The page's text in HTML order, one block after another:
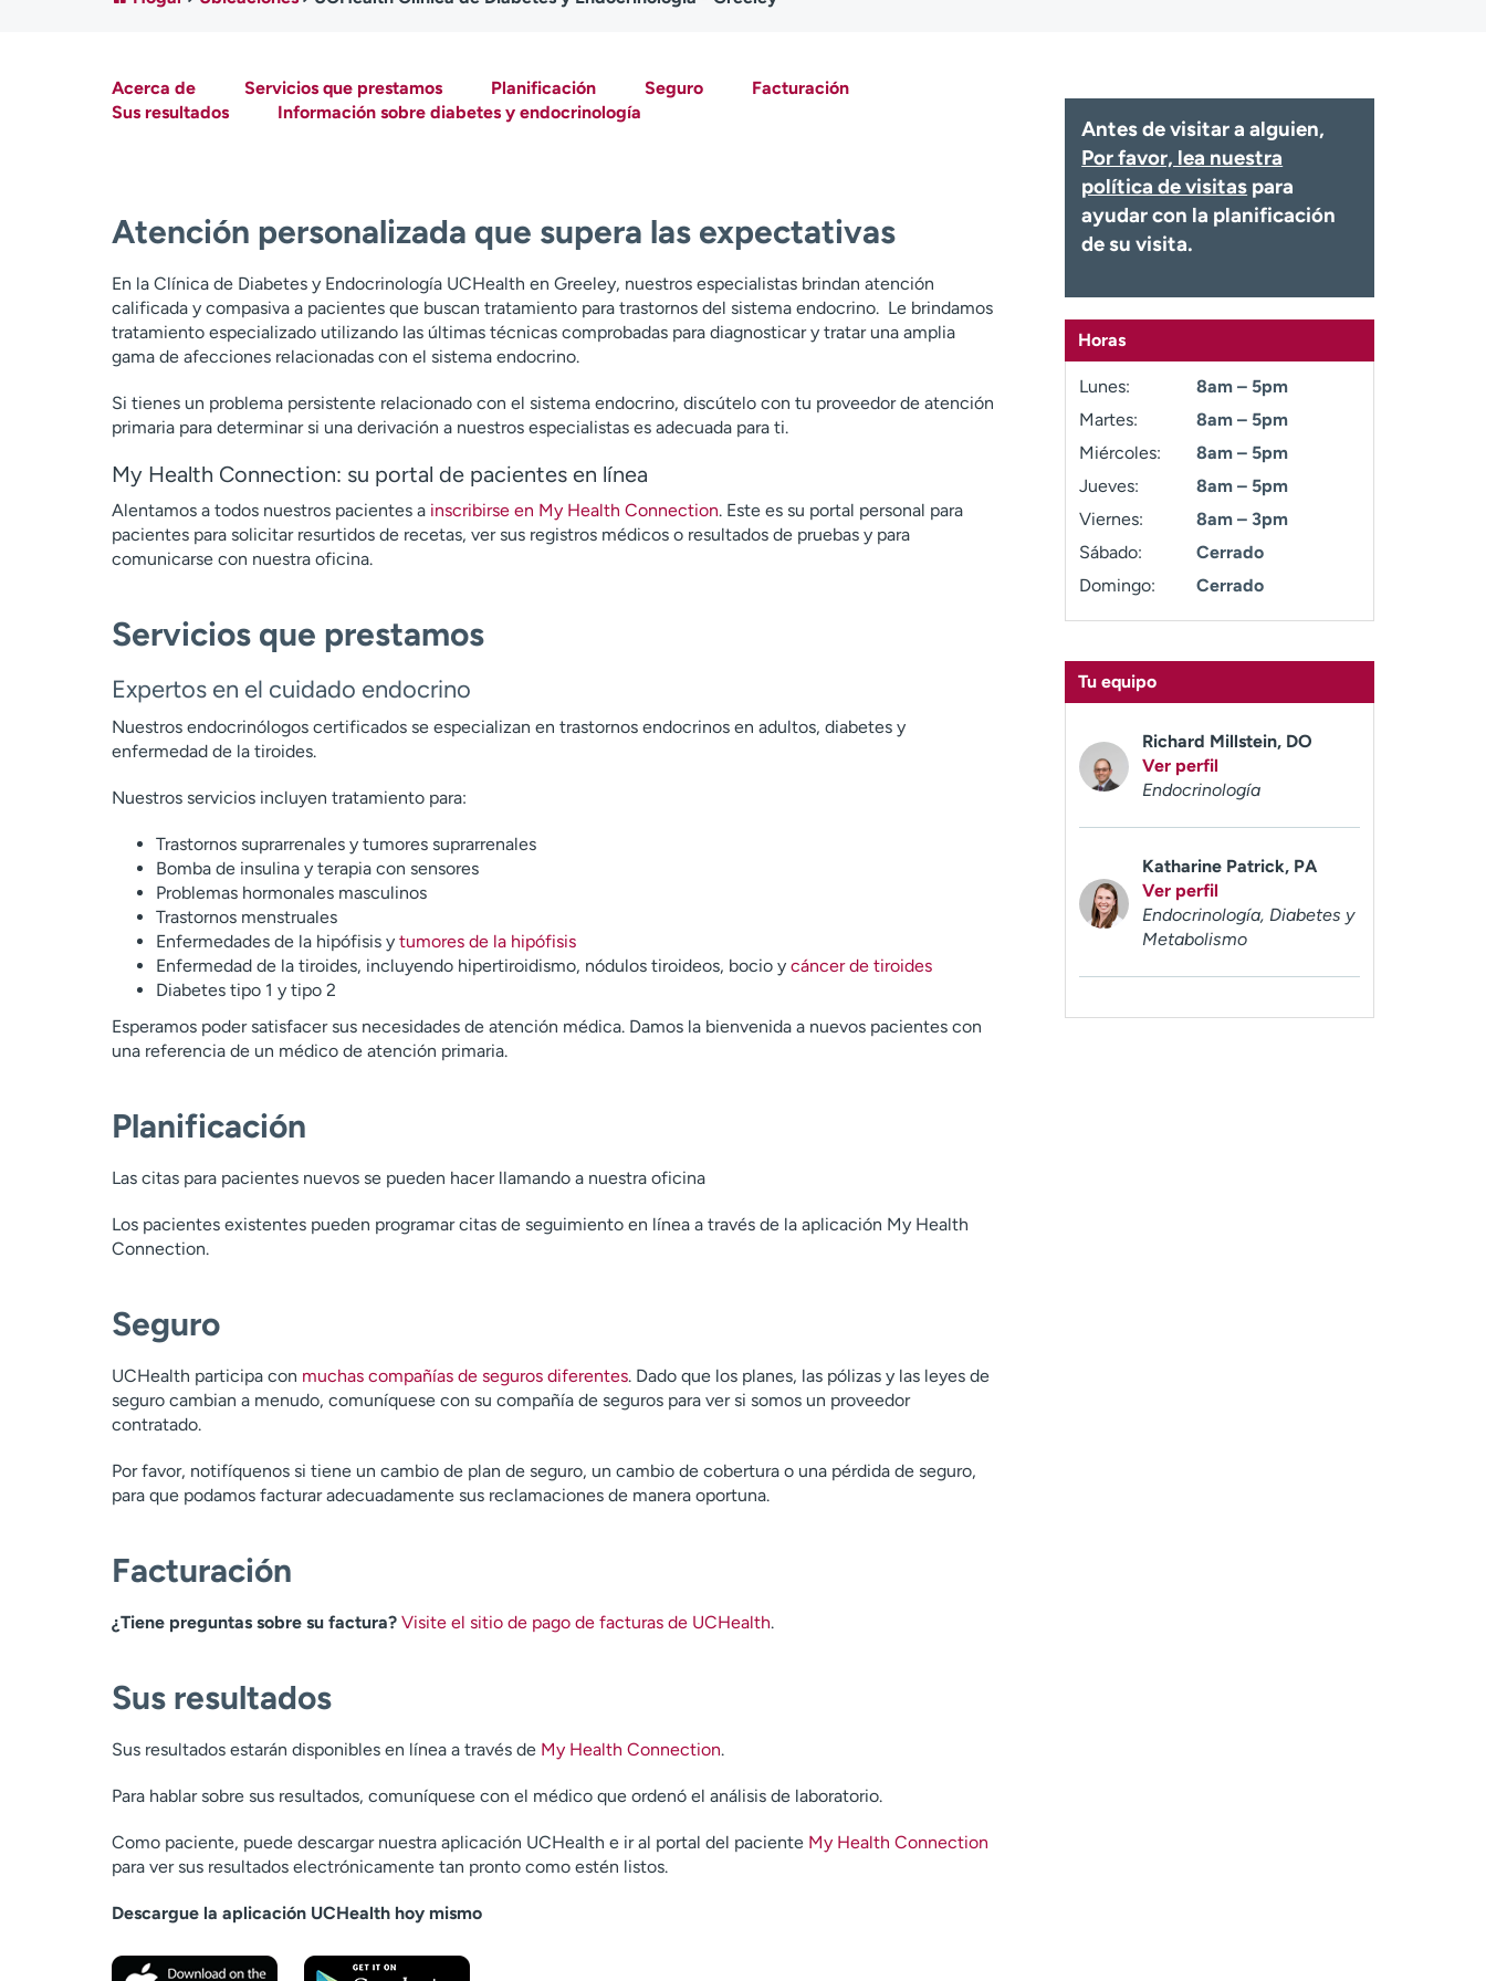
Acerca de Servicios que prestamos Planificación Seguro
Facturación
Sus resultados
Información sobre diabetes y endocrinología
Antes de visitar a alguien,
Por favor, lea nuestra
política de visitas para
ayudar con la planificación
de su visita.
Horas
Lunes:
8am – 5pm
Martes:
8am – 5pm
Miércoles:
8am – 5pm
Jueves:
8am – 5pm
Viernes:
8am – 3pm
Sábado:
Cerrado
Domingo:
Cerrado
Tu equipo
Richard Millstein, DO
Ver perfil
Endocrinología
Katharine Patrick, PA
Ver perfil
Endocrinología, Diabetes y
Metabolismo
Atención personalizada que supera las expectativas
En la Clínica de Diabetes y Endocrinología UCHealth en Greeley, nuestros especialistas brindan atención
calificada y compasiva a pacientes que buscan tratamiento para trastornos del sistema endocrino. Le brindamos
tratamiento especializado utilizando las últimas técnicas comprobadas para diagnosticar y tratar una amplia
gama de afecciones relacionadas con el sistema endocrino.
Si tienes un problema persistente relacionado con el sistema endocrino, discútelo con tu proveedor de atención
primaria para determinar si una derivación a nuestros especialistas es adecuada para ti.
My Health Connection: su portal de pacientes en línea
Alentamos a todos nuestros pacientes a inscribirse en My Health Connection. Este es su portal personal para
pacientes para solicitar resurtidos de recetas, ver sus registros médicos o resultados de pruebas y para
comunicarse con nuestra oficina.
Servicios que prestamos
Expertos en el cuidado endocrino
Nuestros endocrinólogos certificados se especializan en trastornos endocrinos en adultos, diabetes y
enfermedad de la tiroides.
Nuestros servicios incluyen tratamiento para:
Trastornos suprarrenales y tumores suprarrenales
Bomba de insulina y terapia con sensores
Problemas hormonales masculinos
Trastornos menstruales
Enfermedades de la hipófisis y tumores de la hipófisis
Enfermedad de la tiroides, incluyendo hipertiroidismo, nódulos tiroideos, bocio y cáncer de tiroides
Diabetes tipo 1 y tipo 2
Esperamos poder satisfacer sus necesidades de atención médica. Damos la bienvenida a nuevos pacientes con
una referencia de un médico de atención primaria.
Planificación
Las citas para pacientes nuevos se pueden hacer llamando a nuestra oficina
Los pacientes existentes pueden programar citas de seguimiento en línea a través de la aplicación My Health
Connection.
Seguro
UCHealth participa con muchas compañías de seguros diferentes. Dado que los planes, las pólizas y las leyes de
seguro cambian a menudo, comuníquese con su compañía de seguros para ver si somos un proveedor
contratado.
Por favor, notifíquenos si tiene un cambio de plan de seguro, un cambio de cobertura o una pérdida de seguro,
para que podamos facturar adecuadamente sus reclamaciones de manera oportuna.
Facturación
¿Tiene preguntas sobre su factura? Visite el sitio de pago de facturas de UCHealth.
Sus resultados
Sus resultados estarán disponibles en línea a través de My Health Connection.
Para hablar sobre sus resultados, comuníquese con el médico que ordenó el análisis de laboratorio.
Como paciente, puede descargar nuestra aplicación UCHealth e ir al portal del paciente My Health Connection
para ver sus resultados electrónicamente tan pronto como estén listos.
Descargue la aplicación UCHealth hoy mismo